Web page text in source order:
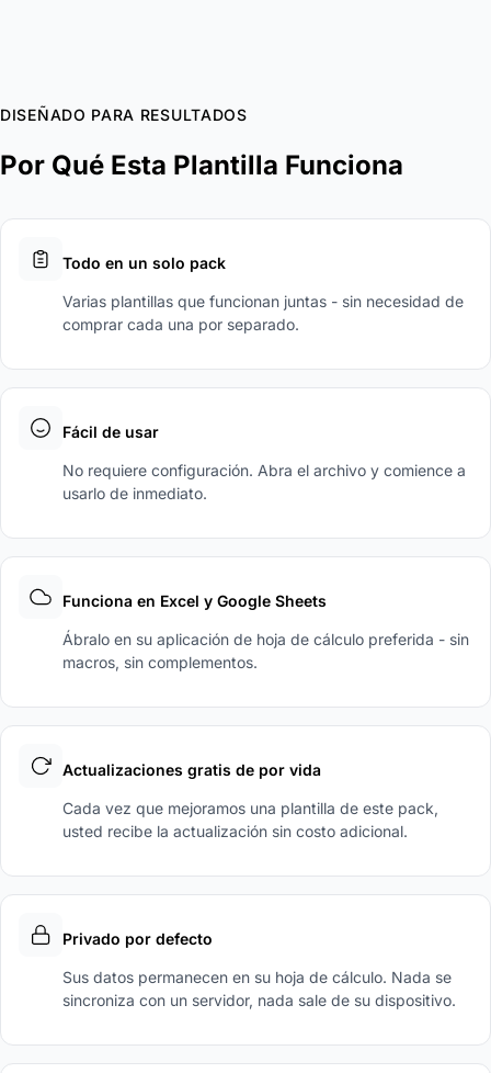
DISEÑADO PARA RESULTADOS
Por Qué Esta Plantilla Funciona
Todo en un solo pack
Varias plantillas que funcionan juntas - sin necesidad de
comprar cada una por separado.
Fácil de usar
No requiere configuración. Abra el archivo y comience a
usarlo de inmediato.
Funciona en Excel y Google Sheets
Ábralo en su aplicación de hoja de cálculo preferida - sin
macros, sin complementos.
Actualizaciones gratis de por vida
Cada vez que mejoramos una plantilla de este pack,
usted recibe la actualización sin costo adicional.
Privado por defecto
Sus datos permanecen en su hoja de cálculo. Nada se
sincroniza con un servidor, nada sale de su dispositivo.